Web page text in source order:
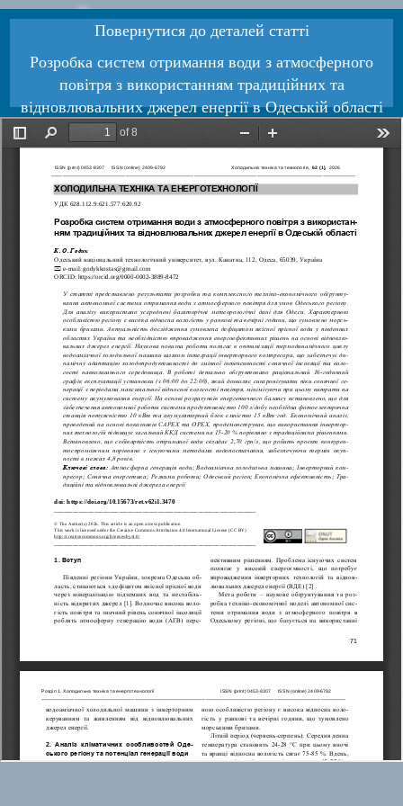
Повернутися до деталей статті
Розробка систем отримання води з атмосферного
повітря з використанням традиційних та
відновлювальних джерел енергії в Одеській області
Завантажити PDF